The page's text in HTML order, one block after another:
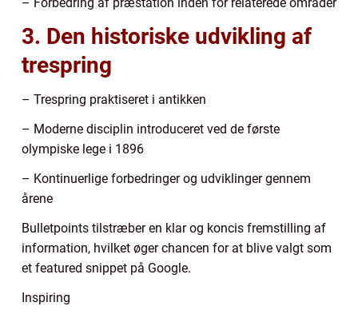
3. Den historiske udvikling af
trespring
– Trespring praktiseret i antikken
– Moderne disciplin introduceret ved de første
olympiske lege i 1896
– Kontinuerlige forbedringer og udviklinger gennem
årene
Bulletpoints tilstræber en klar og koncis fremstilling af
information, hvilket øger chancen for at blive valgt som
et featured snippet på Google.
Inspiring